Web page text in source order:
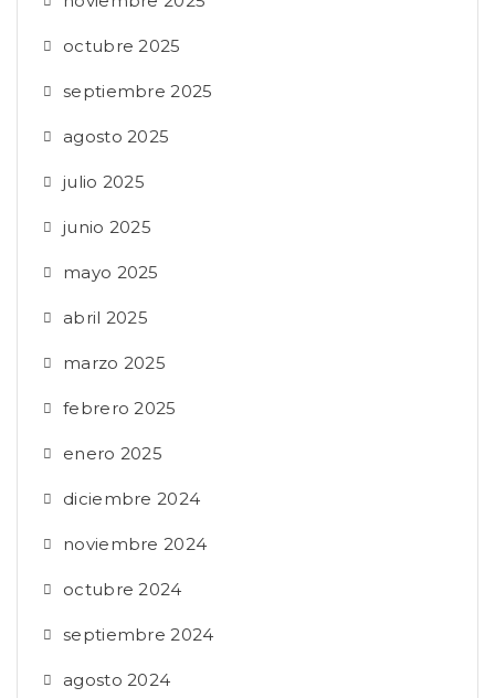
octubre 2025
septiembre 2025
agosto 2025
julio 2025
junio 2025
mayo 2025
abril 2025
marzo 2025
febrero 2025
enero 2025
diciembre 2024
noviembre 2024
octubre 2024
septiembre 2024
agosto 2024